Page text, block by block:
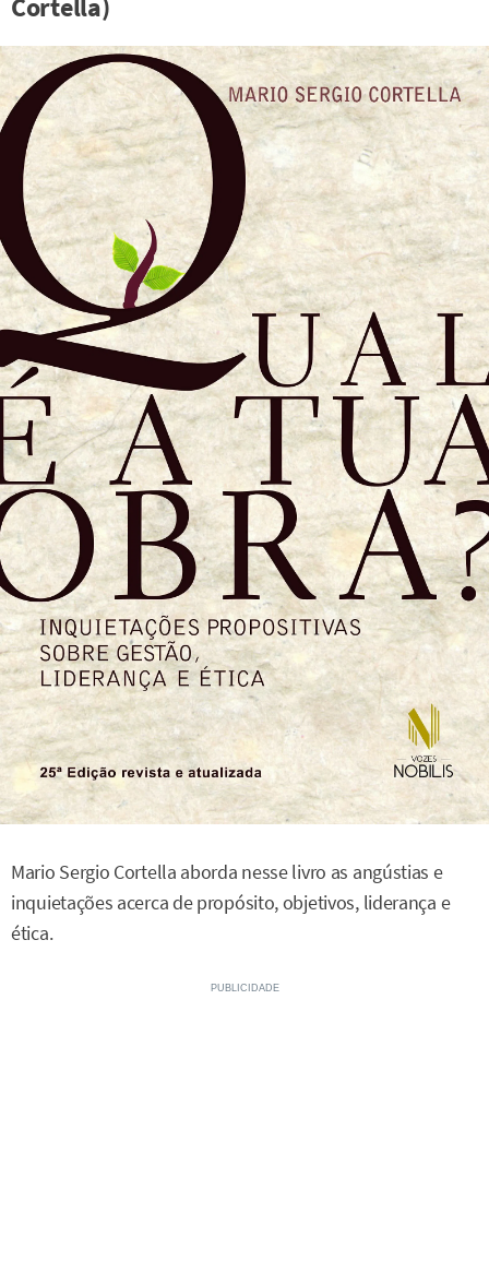
Mario Sergio Cortella aborda nesse livro as angústias e
inquietações acerca de propósito, objetivos, liderança e
ética.